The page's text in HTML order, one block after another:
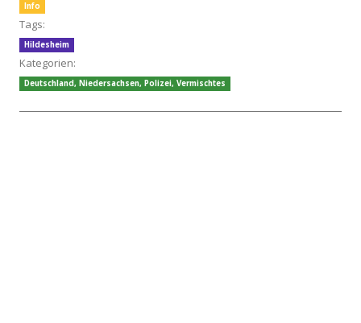
Info
Tags:
Hildesheim
Kategorien:
Deutschland, Niedersachsen, Polizei, Vermischtes